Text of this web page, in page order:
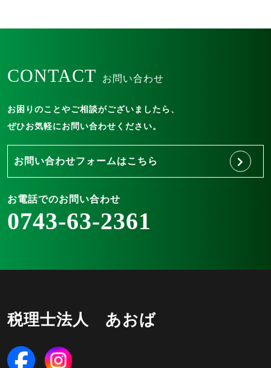
CONTACT お問い合わせ
お困りのことやご相談がございましたら、
ぜひお気軽にお問い合わせください。
お問い合わせフォームはこちら
お電話でのお問い合わせ
0743-63-2361
税理士法人 あおば